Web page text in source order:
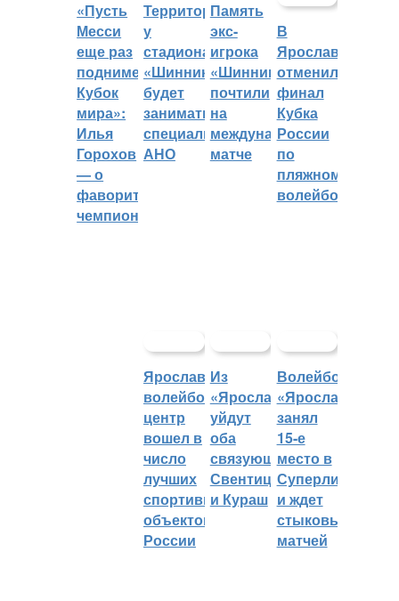
«Пусть
Месси
еще раз
поднимет
Кубок
мира»:
Илья
Горохов
— о
фаворитах
чемпионата
Территорией
у
стадиона
«Шинник»
будет
заниматься
специальное
АНО
Память
экс-
игрока
«Шинника»
почтили
на
международном
матче
В
Ярославле
отменили
финал
Кубка
России
по
пляжному
волейболу
Ярославский
волейбольный
центр
вошел в
число
лучших
спортивных
объектов
России
Из
«Ярославича»
уйдут
оба
связующих:
Свентицкис
и Кураш
Волейбольный
«Ярославич»
занял
15-е
место в
Суперлиге
и ждет
стыковых
матчей